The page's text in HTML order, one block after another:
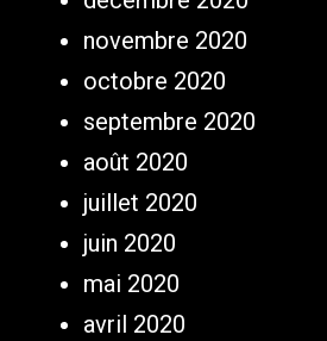
novembre 2020
octobre 2020
septembre 2020
août 2020
juillet 2020
juin 2020
mai 2020
avril 2020